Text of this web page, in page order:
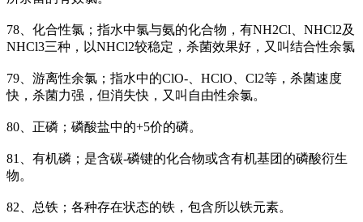
78、化合性氯；指水中氯与氨的化合物，有NH2Cl、NHCl2及
NHCl3三种，以NHCl2较稳定，杀菌效果好，又叫结合性余氯
79、游离性余氯；指水中的ClO-、HClO、Cl2等，杀菌速度
快，杀菌力强，但消失快，又叫自由性余氯。
80、正磷；磷酸盐中的+5价的磷。
81、有机磷；是含碳-磷键的化合物或含有机基团的磷酸衍生
物。
82、总铁；各种存在状态的铁，包含所以铁元素。